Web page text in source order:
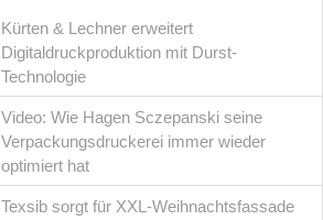
Kürten & Lechner erweitert
Digitaldruckproduktion mit Durst-
Technologie
Video: Wie Hagen Sczepanski seine
Verpackungsdruckerei immer wieder
optimiert hat
Texsib sorgt für XXL-Weihnachtsfassade